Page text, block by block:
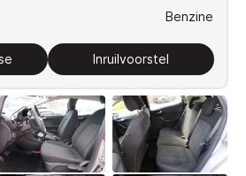
Benzine
Inruilvoorstel